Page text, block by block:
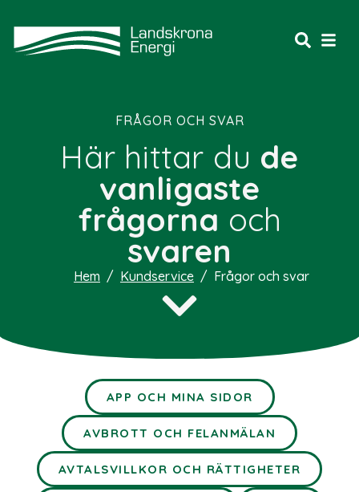
FRÅGOR OCH SVAR
Här hittar du de
vanli­gaste
frågorna och
svaren
Hem / Kundservice / Frågor och svar
APP OCH MINA SIDOR
AVBROTT OCH FELANMÄLAN
AVTALSVILLKOR OCH RÄTTIGHETER